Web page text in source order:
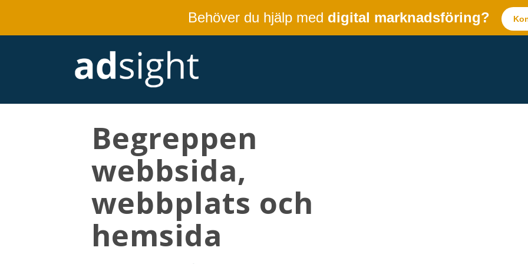
Behöver du hjälp med digital marknadsföring?
Begreppen
webbsida,
webbplats och
hemsida